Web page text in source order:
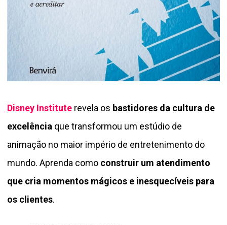
Disney Institute revela os bastidores da cultura de
excelência que transformou um estúdio de
animação no maior império de entretenimento do
mundo. Aprenda como construir um atendimento
que cria momentos mágicos e inesquecíveis para
os clientes.